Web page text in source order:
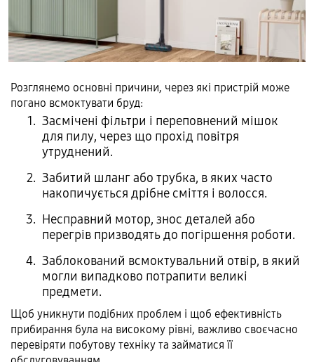
Розглянемо основні причини, через які пристрій може
погано всмоктувати бруд:
Засмічені фільтри і переповнений мішок
для пилу, через що прохід повітря
утруднений.
Забитий шланг або трубка, в яких часто
накопичується дрібне сміття і волосся.
Несправний мотор, знос деталей або
перегрів призводять до погіршення роботи.
Заблокований всмоктувальний отвір, в який
могли випадково потрапити великі
предмети.
Щоб уникнути подібних проблем і щоб ефективність
прибирання була на високому рівні, важливо своєчасно
перевіряти побутову техніку та займатися її